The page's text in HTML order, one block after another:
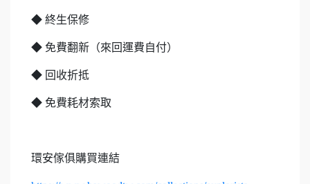
◆ 終生保修
◆ 免費翻新（來回運費自付）
◆ 回收折抵
◆ 免費耗材索取
環安傢俱購買連結